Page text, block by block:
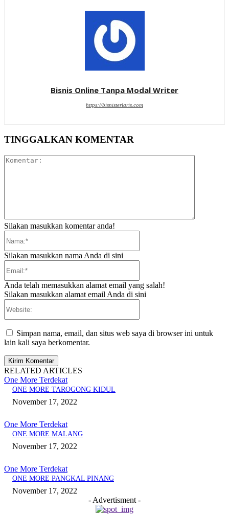
Bisnis Online Tanpa Modal Writer
https://bisnisterlaris.com
TINGGALKAN KOMENTAR
Silakan masukkan komentar anda!
Silakan masukkan nama Anda di sini
Anda telah memasukkan alamat email yang salah!
Silakan masukkan alamat email Anda di sini
Simpan nama, email, dan situs web saya di browser ini untuk
lain kali saya berkomentar.
RELATED ARTICLES
One More Terdekat
ONE MORE TAROGONG KIDUL
November 17, 2022
One More Terdekat
ONE MORE MALANG
November 17, 2022
One More Terdekat
ONE MORE PANGKAL PINANG
November 17, 2022
- Advertisment -